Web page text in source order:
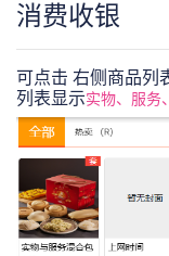
消费收银
可点击 右侧商品列
列表显示实物、服务